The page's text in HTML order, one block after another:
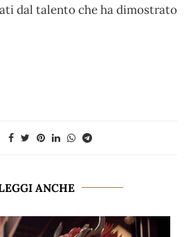
dal talento che ha dimostrato
ANCHE